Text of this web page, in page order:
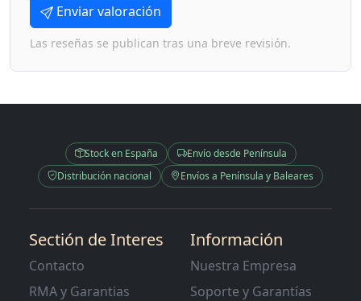
Enviar valoración
Las reseñas se publican tras una breve revisión.
Stock en España
Envío desde Península
Distribución nacional
Envíos a Península y Baleares
Sectión de Interes
Contacto
RMA y Garantias
Información
Nuestra Empresa
Soporte y Garantías